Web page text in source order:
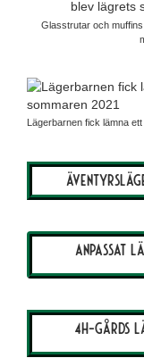
Glasstrutar och
Lägerbarnen fick lämna
Anpassat
4H-Gårds